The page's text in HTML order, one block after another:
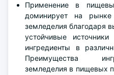
Применение в
доминирует на рынке
земледелия благодаря
устойчивые
ингредиенты в
Преимущества
земледелия в пищевых